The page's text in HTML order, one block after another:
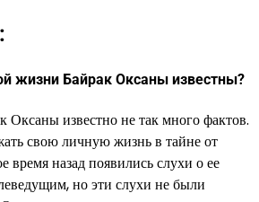
жизни Байрак Оксаны известны?
известно не так много фактов.
свою личную жизнь в тайне от
время назад появились слухи о ее
но эти слухи не были